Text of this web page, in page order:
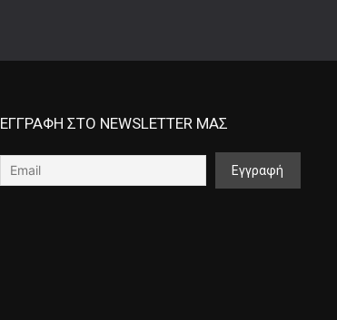
ΕΓΓΡΑΦΗ ΣΤΟ NEWSLETTER ΜΑΣ